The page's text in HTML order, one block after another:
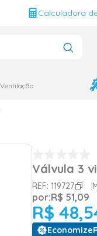
Calculadora
Válvula 3
REF: 119727
por:R$ 51,09
R$ 48,
Economize